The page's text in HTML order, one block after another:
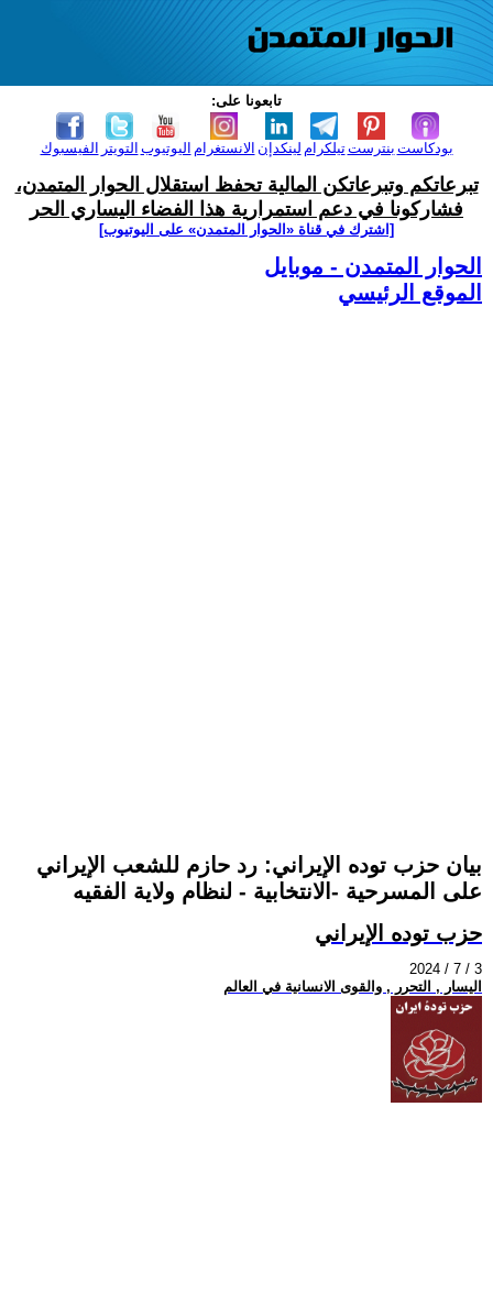
تابعونا على:
الفيسبوك التويتر اليوتيوب الانستغرام لينكدإن تيلكرامبنترست بودكاست
تبرعاتكم وتبرعاتكن المالية تحفظ استقلال الحوار المتمدن،
فشاركونا في دعم استمرارية هذا الفضاء اليساري الحر
[اشترك في قناة ‫«الحوار المتمدن» على اليوتيوب]
الحوار المتمدن - موبايل
الموقع الرئيسي
بيان حزب توده الإيراني: رد حازم للشعب الإيراني
على المسرحية -الانتخابية - لنظام ولاية الفقيه
حزب توده الإيراني
2024 / 7 / 3
اليسار , التحرر , والقوى الانسانية في العالم